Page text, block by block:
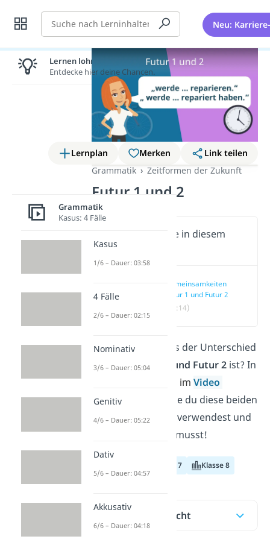
Suche Neu:
Lernplan Merken
Link teilen
Grammatik
Zeitformen der Zukunft
Futur 1 und 2
Wichtige Inhalte in diesem
Video
Gemeinsamkeiten
Futur 1 und Futur 2
(00:14)
Fragst du dich, was der Unterschied
zwischenFutur 1 und Futur 2ist? In
el und im Video
erklären wir dir, wie du diese beiden
Zeitformen richtig verwendest und
worauf du achten musst!
Klasse 7 Klasse 8
Inhaltsübersicht
Lernen lohnt sich!
Entdecke hier deine Chancen.
Grammatik
Kasus: 4 Fälle
Kasus
1/6 – Dauer: 03:58
4 Fälle
2/6 – Dauer: 02:15
Nominativ
3/6 – Dauer: 05:04
Genitiv
4/6 – Dauer: 05:22
Dativ
5/6 – Dauer: 04:57
Akkusativ
6/6 – Dauer: 04:18